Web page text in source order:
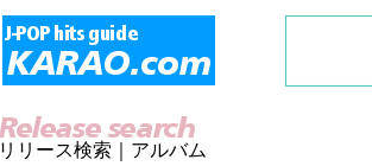
リリース検索｜アルバム